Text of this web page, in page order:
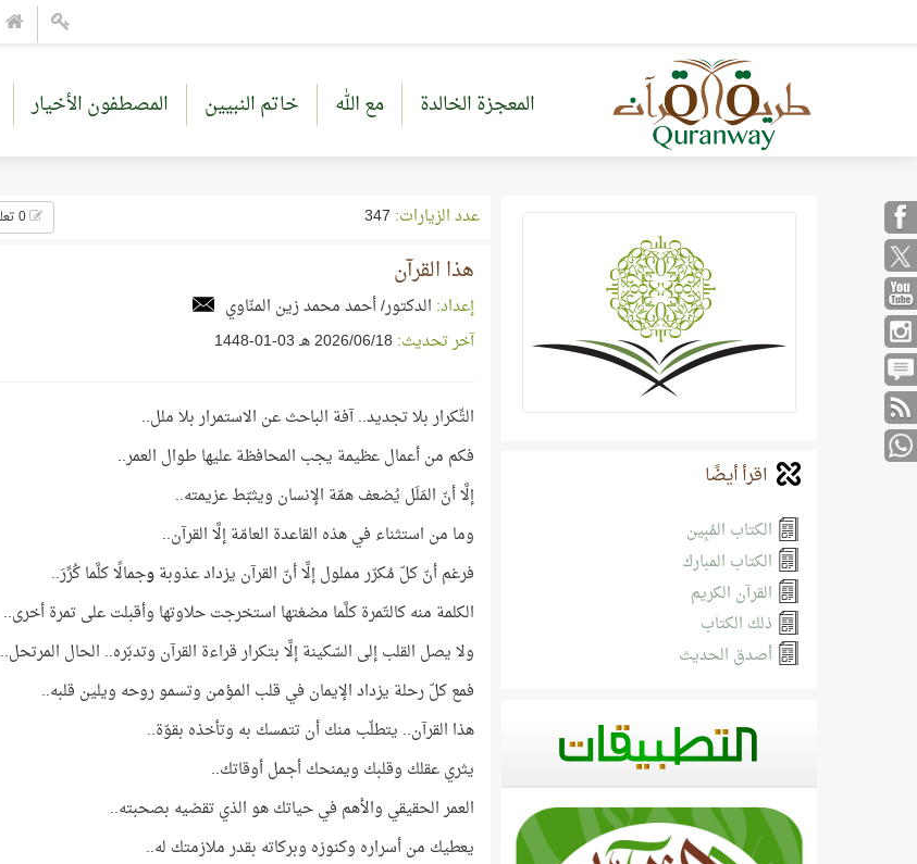
المعجزة الخالدة مع الله خاتم النبيين المصطفون الأخيار
اقرأ أيضًا
الكتاب المُبِين
الكتاب المبارك
القرآن الكريم
ذلك الكتاب
أصدق الحديث
عدد الزيارات:
هذا القرآن
إعداد: الدكتور/ أحمد محمد زين المنّاوي
آخر تحديث: 18‏/06‏/2026 هـ 03-01-1448
التِّكرار بلا تجديد.. آفة الباحث عن الاستمرار بلا ملل..
فكم من أعمال عظيمة يجب المحافظة عليها طوال العمر..
إلَّا أنّ المَلَل يُضعف همّة الإنسان ويثبّط عزيمته..
وما من استثناء في هذه القاعدة العامّة إلَّا القرآن..
فرغم أنّ كلّ مُكرّر مملول إلَّا أنّ القرآن يزداد عذوبةوجمالًا كلَّما كُرِّرَ..
الكلمة منه كالتّمرة كلَّما مضغتها استخرجت حلاوتها وأقبلت على تمرة أخرى..
ولا يصل القلب إلى السّكينة إلَّا بتكرار قراءة القرآن وتدبّره.. الحال المرتحل..
فمع كلّ رحلة يزداد الإيمان في قلب المؤمن وتسمو روحه ويلين قلبه..
هذا القرآن.. يتطلّب منك أن تتمسك به وتأخذه بقوّة..
يثري عقلك وقلبك ويمنحك أجمل أوقاتك..
العمر الحقيقي والأهم في حياتك هو الذي تقضيه بصحبته..
يعطيك من أسراره وكنوزه وبركاته بقدر ملازمتك له..